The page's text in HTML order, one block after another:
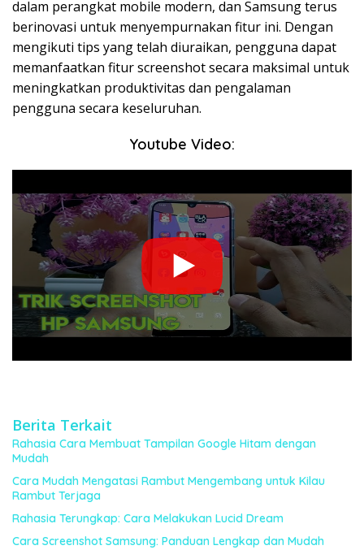
dalam perangkat mobile modern, dan Samsung terus
berinovasi untuk menyempurnakan fitur ini. Dengan
mengikuti tips yang telah diuraikan, pengguna dapat
memanfaatkan fitur screenshot secara maksimal untuk
meningkatkan produktivitas dan pengalaman
pengguna secara keseluruhan.
Youtube Video:
Berita Terkait
Rahasia Cara Membuat Tampilan Google Hitam dengan
Mudah
Cara Mudah Mengatasi Rambut Mengembang untuk Kilau
Rambut Terjaga
Rahasia Terungkap: Cara Melakukan Lucid Dream
Cara Screenshot Samsung: Panduan Lengkap dan Mudah